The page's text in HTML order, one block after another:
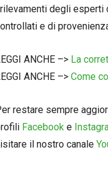
degli esperti
e di
ANCHE –> La
ANCHE –> Come
restare sempre
Facebook e
il nostro canale